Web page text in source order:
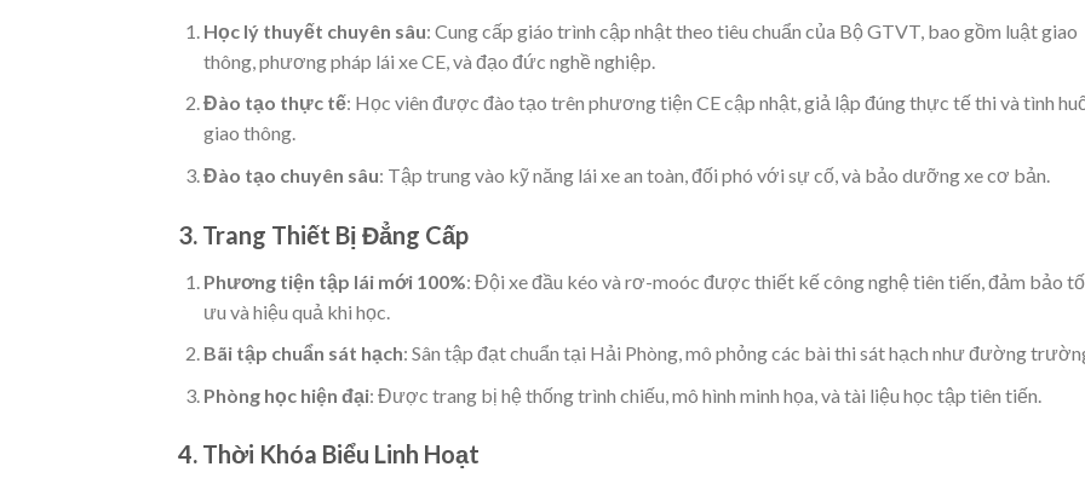
Học lý thuyết chuyên sâu: Cung cấp giáo trình cập nhật theo tiêu chuẩn của Bộ GTVT, bao gồm luật giao
thông, phương pháp lái xe CE, và đạo đức nghề nghiệp.
Đào tạo thực tế: Học viên được đào tạo trên phương tiện CE cập nhật, giả lập đúng thực tế thi và tình
giao thông.
Đào tạo chuyên sâu: Tập trung vào kỹ năng lái xe an toàn, đối phó với sự cố, và bảo dưỡng xe cơ bản.
3. Trang Thiết Bị Đẳng Cấp
Phương tiện tập lái mới 100%: Đội xe đầu kéo và rơ-moóc được thiết kế công nghệ tiên tiến, đảm bảo
ưu và hiệu quả khi học.
Bãi tập chuẩn sát hạch: Sân tập đạt chuẩn tại Hải Phòng, mô phỏng các bài thi sát hạch như đường
Phòng học hiện đại: Được trang bị hệ thống trình chiếu, mô hình minh họa, và tài liệu học tập tiên tiến.
4. Thời Khóa Biểu Linh Hoạt